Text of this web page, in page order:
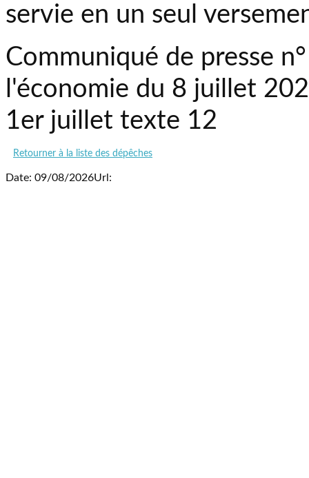
servie en un seul
Communiqué de presse
l'économie du 8 juillet
1er juillet texte 12
Retourner à la liste des dépêches
Date: 09/08/2026Url: